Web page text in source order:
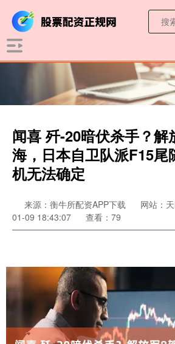
闻喜 歼-20暗伏杀手？解
海，日本自卫队派F15尾
机无法确定
来源：衡牛所配资APP下载 网站：
01-09 18:43:07
查看：79